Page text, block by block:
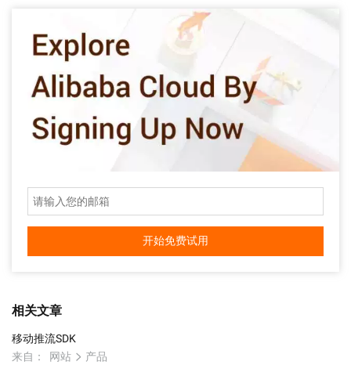
开始免费试用
相关文章
移动推流SDK
来自：
网站 产品